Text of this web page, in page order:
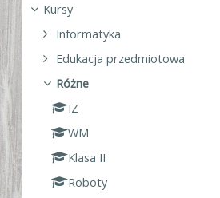
Kursy
Informatyka
Edukacja przedmiotowa
Różne
IZ
WM
Klasa II
Roboty